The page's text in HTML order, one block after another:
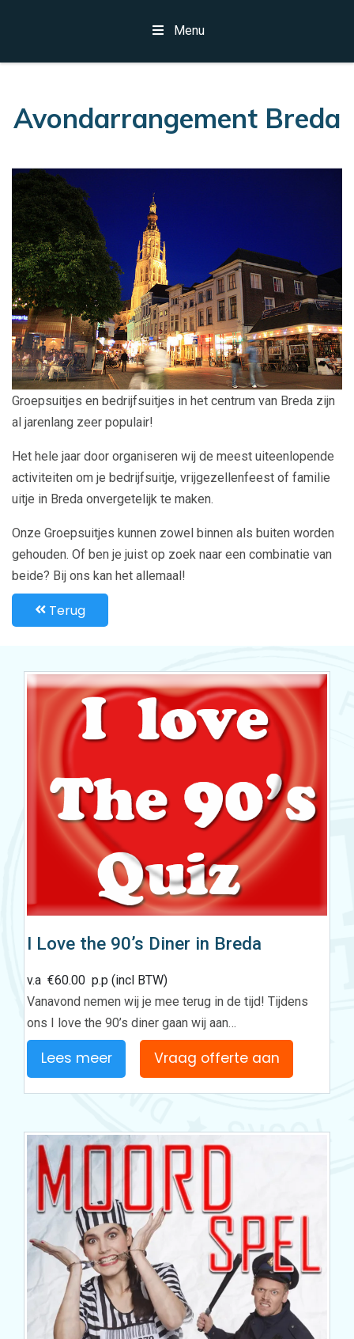
Menu
Avondarrangement Breda
Groepsuitjes en bedrijfsuitjes in het centrum van Breda zijn
al jarenlang zeer populair!
Het hele jaar door organiseren wij de meest uiteenlopende
activiteiten om je bedrijfsuitje, vrijgezellenfeest of familie
uitje in Breda onvergetelijk te maken.
Onze Groepsuitjes kunnen zowel binnen als buiten worden
gehouden. Of ben je juist op zoek naar een combinatie van
beide? Bij ons kan het allemaal!
Terug
I Love the 90’s Diner in Breda
v.a€60.00 p.p (incl BTW)
Vanavond nemen wij je mee terug in de tijd! Tijdens
ons I love the 90’s diner gaan wij aan…
Lees meer Vraag offerte aan